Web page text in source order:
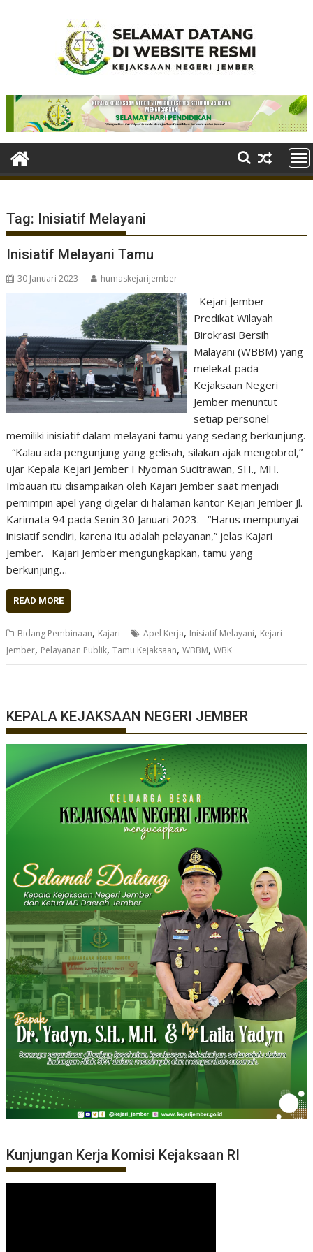
Tag: Inisiatif Melayani
Inisiatif Melayani Tamu
30 Januari 2023 humaskejarijember
Kejari Jember –
Predikat Wilayah
Birokrasi Bersih
Malayani (WBBM) yang
melekat pada
Kejaksaan Negeri
Jember menuntut
setiap personel
memiliki inisiatif dalam melayani tamu yang sedang berkunjung.
“Kalau ada pengunjung yang gelisah, silakan ajak mengobrol,”
ujar Kepala Kejari Jember I Nyoman Sucitrawan, SH., MH.
Imbauan itu disampaikan oleh Kajari Jember saat menjadi
pemimpin apel yang digelar di halaman kantor Kejari Jember Jl.
Karimata 94 pada Senin 30 Januari 2023. “Harus mempunyai
inisiatif sendiri, karena itu adalah pelayanan,” jelas Kajari
Jember. Kajari Jember mengungkapkan, tamu yang
berkunjung…
READ MORE
Bidang Pembinaan, Kajari Apel Kerja, Inisiatif Melayani, Kejari
Jember, Pelayanan Publik,Tamu Kejaksaan,WBBM,WBK
KEPALA KEJAKSAAN NEGERI JEMBER
Kunjungan Kerja Komisi Kejaksaan RI